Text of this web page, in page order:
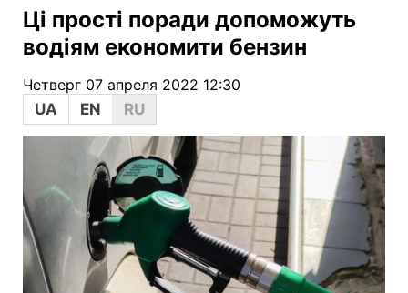
Ці прості поради допоможуть
водіям економити бензин
Четверг 07 апреля 2022 12:30
UA
EN RU